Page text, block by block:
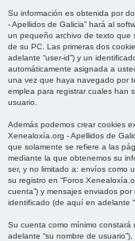
Su información es obtenida por
- Apellidos de Galicia” hará al
un pequeño archivo de texto que
de su PC. Las primeras dos
adelante “user-id”) y un
automáticamente asignada a
una vez que haya navegado por
emplea para registrar cuales han
usuario.
Además podemos crear cookies
Xenealoxía.org - Apellidos de
que solamente se refiere a las
mediante la que obtenemos su
ser, y no limitado a: envíos como
su registro en “Foros
cuenta”) y mensajes enviados
identificado (de aquí en adelante
Su cuenta como mínimo
adelante “su nombre de